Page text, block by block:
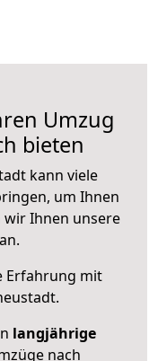
Umzug
bieten
kann viele
um Ihnen
wir Ihnen unsere
Erfahrung mit
.
langjährige
nach